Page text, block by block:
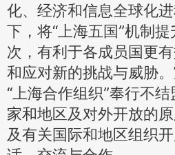
化、经济和信息全球化
下，将“上海五国”机制
次，有利于各成员国更
和应对新的挑战与威胁
“上海合作组织”奉行不
家和地区及对外开放的
及有关国际和地区组织